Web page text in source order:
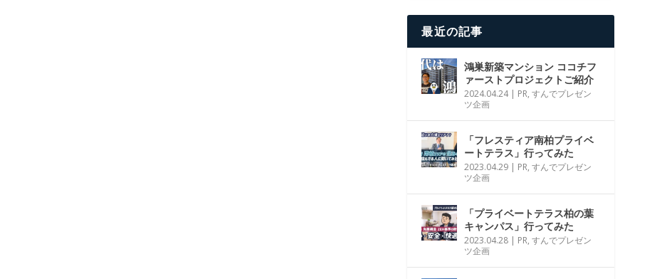
最近の記事
鴻巣新築マンション ココチフ
ァーストプロジェクトご紹介
2024.04.24| PR,すんでプレゼン
ツ企画
「フレスティア南柏プライベ
ートテラス」行ってみた
2023.04.29 | PR,すんでプレゼン
ツ企画
「プライベートテラス柏の葉
キャンパス」行ってみた
2023.04.28 | PR,すんでプレゼン
ツ企画